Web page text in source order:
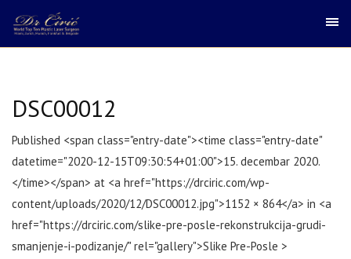
DSC00012
Published <span class="entry-date"><time class="entry-date"
datetime="2020-12-15T09:30:54+01:00">15. decembar 2020.
</time></span> at <a href="https://drciric.com/wp-
content/uploads/2020/12/DSC00012.jpg">1152 × 864</a> in <a
href="https://drciric.com/slike-pre-posle-rekonstrukcija-grudi-
smanjenje-i-podizanje/" rel="gallery">Slike Pre-Posle >